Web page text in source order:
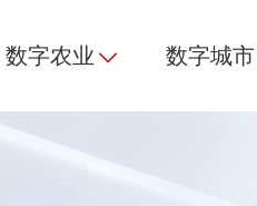
数字农业 数字城市